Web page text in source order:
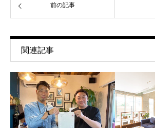
前の記事
関連記事